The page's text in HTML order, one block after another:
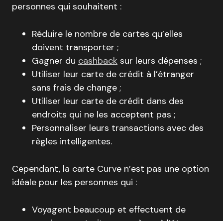
personnes qui souhaitent :
Réduire le nombre de cartes qu’elles
doivent transporter ;
Gagner du cashback sur leurs dépenses ;
Utiliser leur carte de crédit à l’étranger
sans frais de change ;
Utiliser leur carte de crédit dans des
endroits qui ne les acceptent pas ;
Personnaliser leurs transactions avec des
règles intelligentes.
Cependant, la carte Curve n’est pas une option
idéale pour les personnes qui :
Voyagent beaucoup et effectuent de